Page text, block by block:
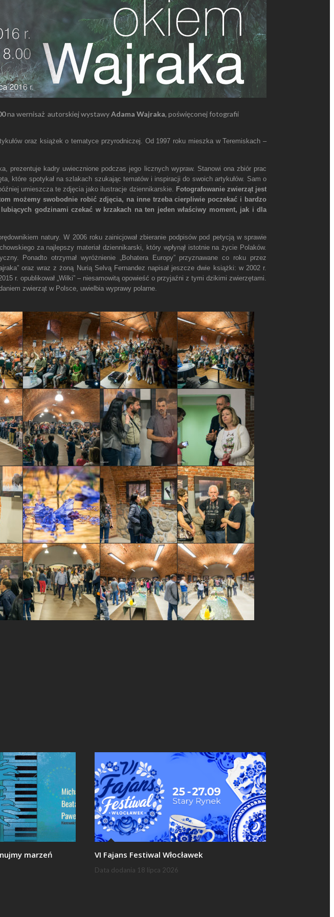
na wernisaż autorskiej wystawyAdama Wajraka, poświęconej fotografii
oraz książek o tematyce przyrodniczej. Od 1997 roku mieszka w Teremiskach –
prezentuje kadry uwiecznione podczas jego licznych wypraw. Stanowi ona zbiór prac
które spotykał na szlakach szukając tematów i inspiracji do swoich artykułów. Sam o
umieszcza te zdjęcia jako ilustracje dziennikarskie. Fotografowanie zwierząt jest
możemy swobodnie robić zdjęcia, na inne trzeba cierpliwie poczekać i bardzo
godzinami czekać w krzakach na ten jeden właściwy moment, jak i dla
natury. W 2006 roku zainicjował zbieranie podpisów pod petycją w sprawie
za najlepszy materiał dziennikarski, który wpłynął istotnie na życie Polaków.
Ponadto otrzymał wyróżnienie „Bohatera Europy” przyznawane co roku przez
oraz wraz z żoną Nurią Selvą Fernandez napisał jeszcze dwie książki: w 2002 r.
r. opublikował „Wilki” – niesamowitą opowieść o przyjaźni z tymi dzikimi zwierzętami.
zwierząt w Polsce, uwielbia wyprawy polarne.
marzeń VI Fajans Festiwal Włocławek
Data dodania 18 lipca 2026